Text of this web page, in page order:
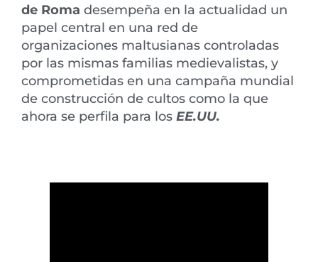
de Roma desempeña en la actualidad un
papel central en una red de
organizaciones maltusianas controladas
por las mismas familias medievalistas, y
comprometidas en una campaña mundial
de construcción de cultos como la que
ahora se perfila para los EE.UU.